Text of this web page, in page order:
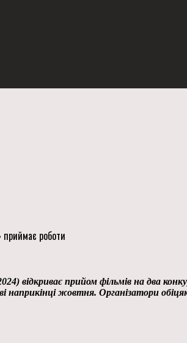
приймає роботи
відкриває прийом фільмів на два
жовтня. Організатори